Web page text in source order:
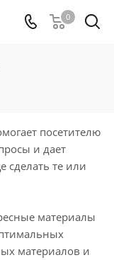
0
посетителю
и дает
сделать те или
материалы
материалов и